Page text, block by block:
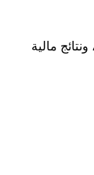
مالية